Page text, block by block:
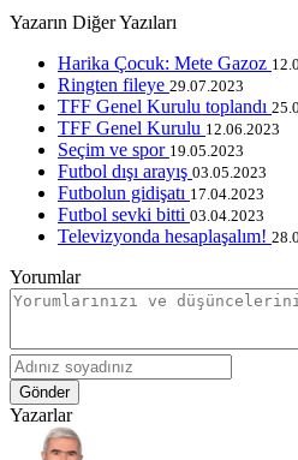
Yazarın Diğer Yazıları
Harika Çocuk: Mete Gazoz
Ringten fileye 29.07.2023
TFF Genel Kurulu toplandı
TFF Genel Kurulu 12.06.2023
Seçim ve spor 19.05.2023
Futbol dışı arayış 03.05.2023
​Futbolun gidişatı 17.04.2023
Futbol sevki bitti 03.04.2023
Televizyonda hesaplaşalım!
Yorumlar
Gönder
Yazarlar